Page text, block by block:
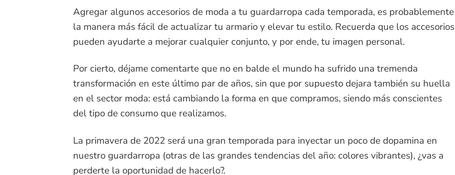
Agregar algunos accesorios de moda a tu guardarropa cada temporada, es probablemente
la manera más fácil de actualizar tu armario y elevar tu estilo. Recuerda que los accesorios
pueden ayudarte a mejorar cualquier conjunto, y por ende, tu imagen personal.
Por cierto, déjame comentarte que no en balde el mundo ha sufrido una tremenda
transformación en este último par de años, sin que por supuesto dejara también su huella
en el sector moda: está cambiando la forma en que compramos, siendo más conscientes
del tipo de consumo que realizamos.
La primavera de 2022 será una gran temporada para inyectar un poco de dopamina en
nuestro guardarropa (otras de las grandes tendencias del año: colores vibrantes), ¿vas a
perderte la oportunidad de hacerlo?.